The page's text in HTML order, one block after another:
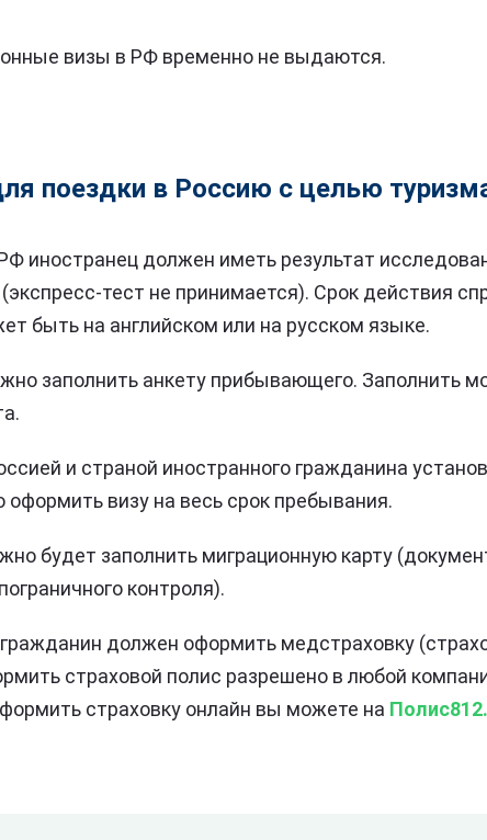
визы в РФ временно не выдаются.
поездки в Россию с целью
иностранец должен иметь результат
тест не принимается). Срок действия
быть на английском или на русском языке.
заполнить анкету прибывающего. Заполнить
и страной иностранного гражданина
оформить визу на весь срок пребывания.
будет заполнить миграционную карту
контроля).
должен оформить медстраховку
страховой полис разрешено в любой
страховку онлайн вы можете на Полис812.